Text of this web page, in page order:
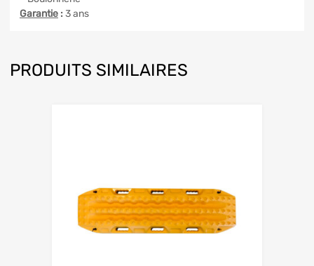
Garantie : 3 ans
PRODUITS SIMILAIRES